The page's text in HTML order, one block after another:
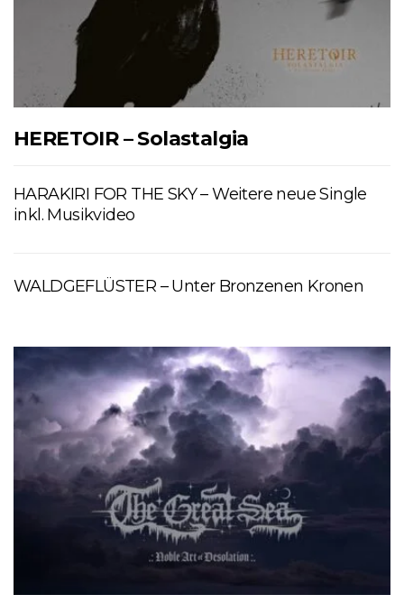
HERETOIR – Solastalgia
HARAKIRI FOR THE SKY – Weitere neue Single
inkl. Musikvideo
WALDGEFLÜSTER – Unter Bronzenen Kronen